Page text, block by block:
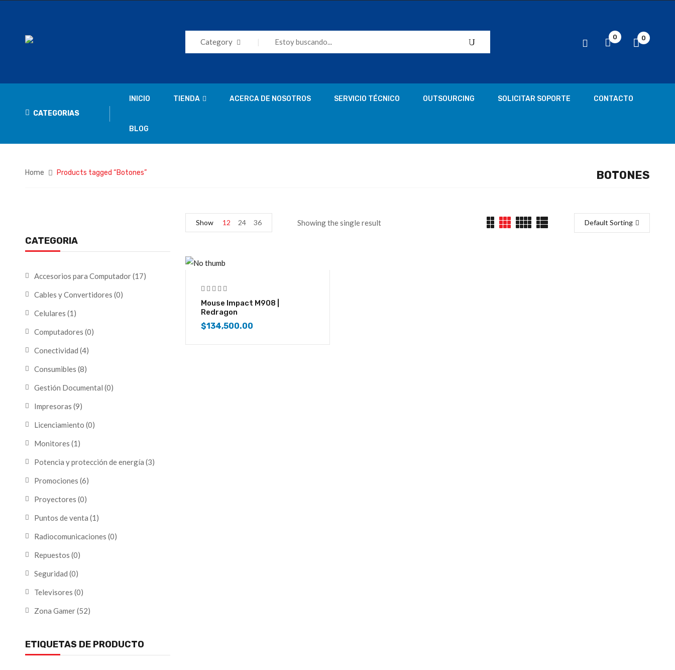
Category
0 0
CATEGORIAS
INICIO TIENDA ACERCA DE NOSOTROS SERVICIO TÉCNICO OUTSOURCING SOLICITAR SOPORTE CONTACTO
BLOG
Home Products tagged “Botones” BOTONES
CATEGORIA
Accesorios para Computador(17)
Cables y Convertidores (0)
Celulares (1)
Computadores (0)
Conectividad (4)
Consumibles (8)
Gestión Documental (0)
Impresoras (9)
Licenciamiento (0)
Monitores (1)
Potencia y protección de energía (3)
Promociones (6)
Proyectores (0)
Puntos de venta (1)
Radiocomunicaciones (0)
Repuestos (0)
Seguridad (0)
Televisores (0)
Zona Gamer(52)
ETIQUETAS DE PRODUCTO
Showing the single result Default Sorting
Show 12 24 36
Mouse Impact M908 |
Redragon
$134,500.00